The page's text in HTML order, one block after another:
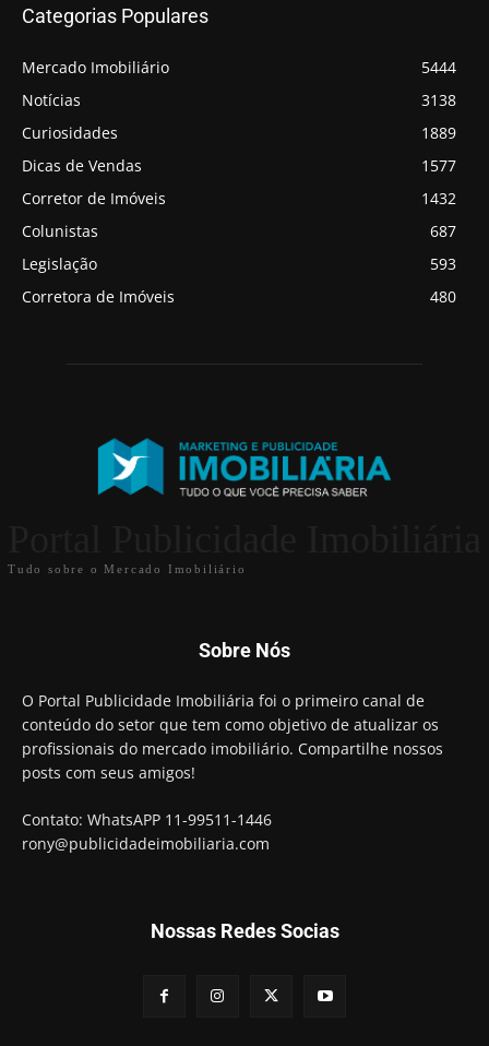
Categorias Populares
Mercado Imobiliário
5444
Notícias
3138
Curiosidades
1889
Dicas de Vendas
1577
Corretor de Imóveis
1432
Colunistas
687
Legislação
593
Corretora de Imóveis
480
Tudo sobre o Mercado Imobiliário
Sobre Nós
O Portal Publicidade Imobiliária foi o primeiro canal de
conteúdo do setor que tem como objetivo de atualizar os
profissionais do mercado imobiliário. Compartilhe nossos
posts com seus amigos!
Contato: WhatsAPP 11-99511-1446
rony@publicidadeimobiliaria.com
Nossas Redes Socias